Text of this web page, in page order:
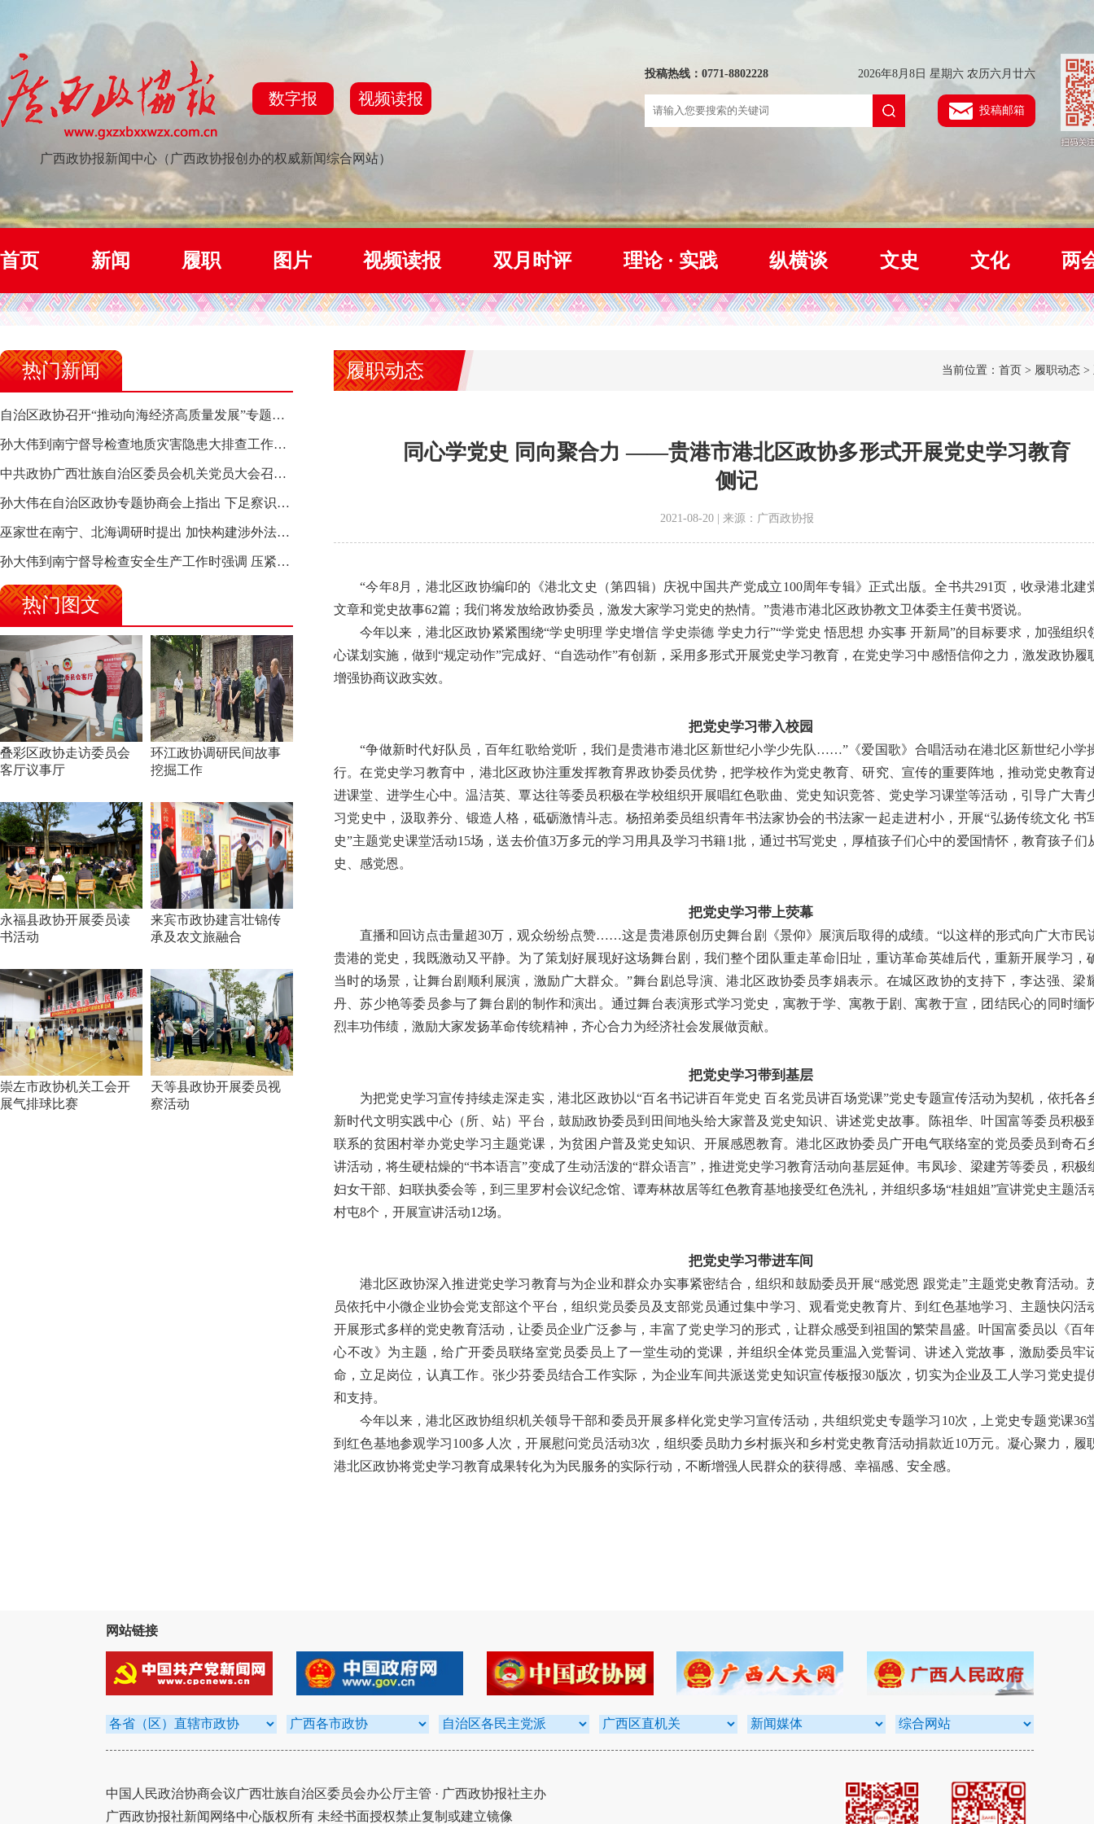
数字报 视频读报
广西政协报新闻中心（广西政协报创办的权威新闻综合网站）
投稿热线：0771-8802228 2026年8月8日 星期六 农历六月廿六
投稿邮箱
首页 新闻 履职 图片 视频读报 双月时评 理论 · 实践 纵横谈 文史 文化 两
热门新闻
自治区政协召开“推动向海经济高质量发展”专题调研座谈会 钱学明出席并讲话
孙大伟到南宁督导检查地质灾害隐患大排查工作时强调 筑牢地质灾害安全防线 全力保障人民群众生命财产安全
中共政协广西壮族自治区委员会机关党员大会召开 选举产生新一届机关党委、机关纪委
孙大伟在自治区政协专题协商会上指出 下足察识谋督之功 恪尽服务大局之责 助推有色金属、关键金属产业高质量发展
巫家世在南宁、北海调研时提出 加快构建涉外法律供给集群 护航向海经济高质量发展
孙大伟到南宁督导检查安全生产工作时强调 压紧压实责任 狠抓隐患整治 坚决筑牢安全生产防线
热门图文
叠彩区政协走访委员会
客厅议事厅
环江政协调研民间故事
挖掘工作
永福县政协开展委员读
书活动
来宾市政协建言壮锦传
承及农文旅融合
崇左市政协机关工会开
展气排球比赛
天等县政协开展委员视
察活动
履职动态 当前位置：首页 > 履职动态 >
同心学党史 同向聚合力 ——贵港市港北区政协多形式开展党史学习教育
侧记
2021-08-20 | 来源：广西政协报
“今年8月，港北区政协编印的《港北文史（第四辑）庆祝中国共产党成立100周年专辑》正式出版。全书共291页，收录港北建
文章和党史故事62篇；我们将发放给政协委员，激发大家学习党史的热情。”贵港市港北区政协教文卫体委主任黄书贤说。
今年以来，港北区政协紧紧围绕“学史明理 学史增信 学史崇德 学史力行”“学党史 悟思想 办实事 开新局”的目标要求，加强组织
心谋划实施，做到“规定动作”完成好、“自选动作”有创新，采用多形式开展党史学习教育，在党史学习中感悟信仰之力，激发政协履
增强协商议政实效。
把党史学习带入校园
“争做新时代好队员，百年红歌给党听，我们是贵港市港北区新世纪小学少先队……”《爱国歌》合唱活动在港北区新世纪小学
行。在党史学习教育中，港北区政协注重发挥教育界政协委员优势，把学校作为党史教育、研究、宣传的重要阵地，推动党史教育
进课堂、进学生心中。温洁英、覃达往等委员积极在学校组织开展唱红色歌曲、党史知识竞答、党史学习课堂等活动，引导广大青
习党史中，汲取养分、锻造人格，砥砺激情斗志。杨招弟委员组织青年书法家协会的书法家一起走进村小，开展“弘扬传统文化 书
史”主题党史课堂活动15场，送去价值3万多元的学习用具及学习书籍1批，通过书写党史，厚植孩子们心中的爱国情怀，教育孩子们
史、感党恩。
把党史学习带上荧幕
直播和回访点击量超30万，观众纷纷点赞……这是贵港原创历史舞台剧《景仰》展演后取得的成绩。“以这样的形式向广大市民
贵港的党史，我既激动又平静。为了策划好展现好这场舞台剧，我们整个团队重走革命旧址，重访革命英雄后代，重新开展学习，
当时的场景，让舞台剧顺利展演，激励广大群众。”舞台剧总导演、港北区政协委员李娟表示。在城区政协的支持下，李达强、梁
丹、苏少艳等委员参与了舞台剧的制作和演出。通过舞台表演形式学习党史，寓教于学、寓教于剧、寓教于宣，团结民心的同时缅
烈丰功伟绩，激励大家发扬革命传统精神，齐心合力为经济社会发展做贡献。
把党史学习带到基层
为把党史学习宣传持续走深走实，港北区政协以“百名书记讲百年党史 百名党员讲百场党课”党史专题宣传活动为契机，依托各
新时代文明实践中心（所、站）平台，鼓励政协委员到田间地头给大家普及党史知识、讲述党史故事。陈祖华、叶国富等委员积极
联系的贫困村举办党史学习主题党课，为贫困户普及党史知识、开展感恩教育。港北区政协委员广开电气联络室的党员委员到奇石
讲活动，将生硬枯燥的“书本语言”变成了生动活泼的“群众语言”，推进党史学习教育活动向基层延伸。韦凤珍、梁建芳等委员，积极
妇女干部、妇联执委会等，到三里罗村会议纪念馆、谭寿林故居等红色教育基地接受红色洗礼，并组织多场“桂姐姐”宣讲党史主题活
村屯8个，开展宣讲活动12场。
把党史学习带进车间
港北区政协深入推进党史学习教育与为企业和群众办实事紧密结合，组织和鼓励委员开展“感党恩 跟党走”主题党史教育活动。
员依托中小微企业协会党支部这个平台，组织党员委员及支部党员通过集中学习、观看党史教育片、到红色基地学习、主题快闪活
开展形式多样的党史教育活动，让委员企业广泛参与，丰富了党史学习的形式，让群众感受到祖国的繁荣昌盛。叶国富委员以《百
心不改》为主题，给广开委员联络室党员委员上了一堂生动的党课，并组织全体党员重温入党誓词、讲述入党故事，激励委员牢
命，立足岗位，认真工作。张少芬委员结合工作实际，为企业车间共派送党史知识宣传板报30版次，切实为企业及工人学习党史提
和支持。
今年以来，港北区政协组织机关领导干部和委员开展多样化党史学习宣传活动，共组织党史专题学习10次，上党史专题党课36
到红色基地参观学习100多人次，开展慰问党员活动3次，组织委员助力乡村振兴和乡村党史教育活动捐款近10万元。凝心聚力，履
港北区政协将党史学习教育成果转化为为民服务的实际行动，不断增强人民群众的获得感、幸福感、安全感。
网站链接
中国人民政治协商会议广西壮族自治区委员会办公厅主管 · 广西政协报社主办
广西政协报社新闻网络中心版权所有 未经书面授权禁止复制或建立镜像